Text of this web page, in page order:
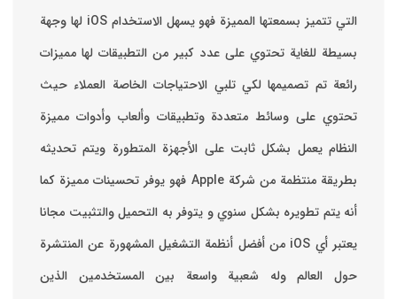
التي تتميز بسمعتها المميزة فهو يسهل الاستخدام ‏iOS لها وجهة
بسيطة للغاية تحتوي على عدد كبير من التطبيقات لها مميزات
رائعة تم تصميمها لكي تلبي الاحتياجات الخاصة العملاء حيث
تحتوي على وسائط متعددة وتطبيقات وألعاب وأدوات مميزة
‏النظام يعمل بشكل ثابت على الأجهزة المتطورة ويتم تحديثه
بطريقة منتظمة من شركة Apple فهو يوفر تحسينات مميزة كما
أنه يتم تطويره بشكل سنوي و يتوفر به التحميل والتثبيت مجانا
‏يعتبر أي iOS من أفضل أنظمة التشغيل المشهورة عن المنتشرة
حول العالم وله شعبية واسعة بين المستخدمين الذين